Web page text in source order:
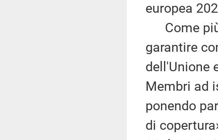
europea
Come più
garantire
dell'Unione
Membri ad
ponendo
di